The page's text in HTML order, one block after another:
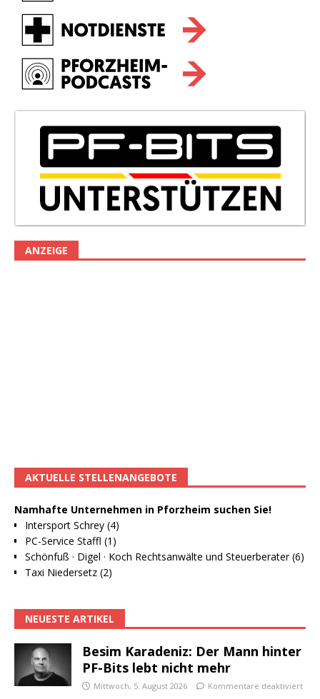
ANZEIGE
AKTUELLE STELLENANGEBOTE
Namhafte Unternehmen in Pforzheim suchen Sie!
Intersport Schrey (4)
PC-Service Staffl (1)
Schönfuß · Digel · Koch Rechtsanwälte und Steuerberater (6)
Taxi Niedersetz (2)
NEUESTE ARTIKEL
Besim Karadeniz: Der Mann hinter
PF-Bits lebt nicht mehr
Mittwoch, 5. August 2026 Kommentare deaktiviert